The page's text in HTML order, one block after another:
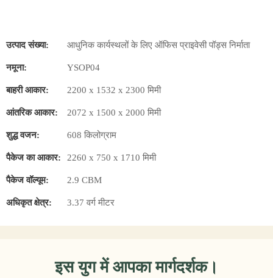
उत्पाद संख्या: आधुनिक कार्यस्थलों के लिए ऑफिस प्राइवेसी पॉड्स निर्माता
नमूना: YSOP04
बाहरी आकार: 2200 x 1532 x 2300 मिमी
आंतरिक आकार: 2072 x 1500 x 2000 मिमी
शुद्ध वजन: 608 किलोग्राम
पैकेज का आकार: 2260 x 750 x 1710 मिमी
पैकेज वॉल्यूम: 2.9 CBM
अधिकृत क्षेत्र: 3.37 वर्ग मीटर
इस युग में आपका मार्गदर्शक।